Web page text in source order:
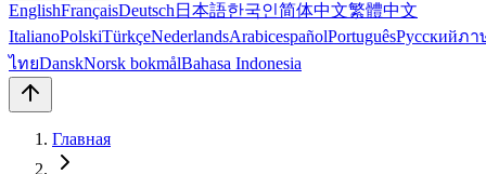
EnglishFrançaisDeutsch 日本語한국인简体中文繁體中文
ItalianoPolskiTürkçeNederlandsArabicespañolPortuguêsРусскийภา
ไทยDanskNorsk bokmålBahasa Indonesia
Главная